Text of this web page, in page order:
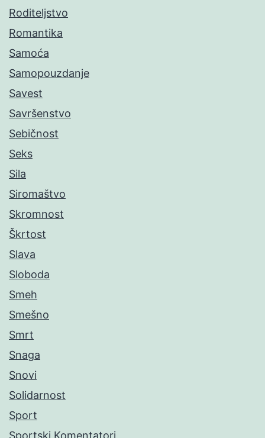
Roditeljstvo
Romantika
Samoća
Samopouzdanje
Savest
Savršenstvo
Sebičnost
Seks
Sila
Siromaštvo
Skromnost
Škrtost
Slava
Sloboda
Smeh
Smešno
Smrt
Snaga
Snovi
Solidarnost
Sport